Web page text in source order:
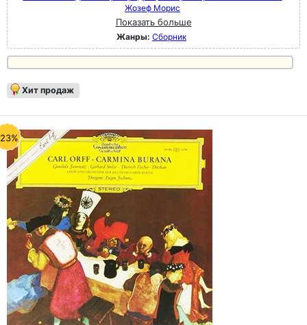
Жозеф Морис
Показать больше
Жанры: Сборник
Хит продаж